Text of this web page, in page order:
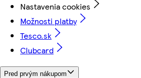
Nastavenia cookies
Možnosti platby
Tesco.sk
Clubcard
Pred prvým nákupom